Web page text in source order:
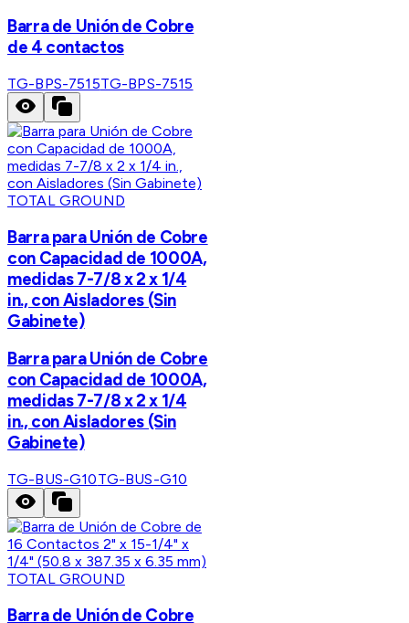
Barra de Unión de Cobre
de 4 contactos
TG-BPS-7515TG-BPS-7515
TOTAL GROUND
Barra para Unión de Cobre
con Capacidad de 1000A,
medidas 7-7/8 x 2 x 1/4
in., con Aisladores (Sin
Gabinete)
Barra para Unión de Cobre
con Capacidad de 1000A,
medidas 7-7/8 x 2 x 1/4
in., con Aisladores (Sin
Gabinete)
TG-BUS-G10TG-BUS-G10
TOTAL GROUND
Barra de Unión de Cobre